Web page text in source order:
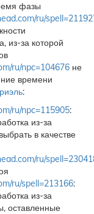
фазы
ru/
из-за которой
ru/npc=104676 не
времени
:
ru/npc=115905:
из-за
в качестве
ru/
ru/spell=213166:
из-за
оставленные